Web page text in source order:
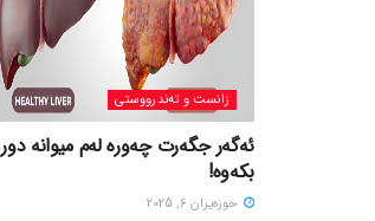
زانست و تەندرووستی
ئەگەر جگەرت چەورە لەم میوانە دور
بکەوە!
حوزه‌یران 6, 2025